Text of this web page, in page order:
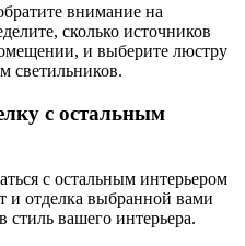
внимание на
сколько источников
и выберите люстру
светильников.
с остальным
с остальным интерьером
и отделка выбранной вами
вашего интерьера.